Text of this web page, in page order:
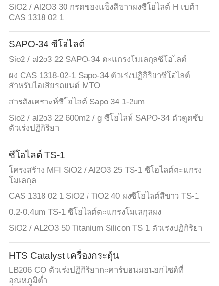
กรณี
แผนผัง
เว็บไซต์
PRIVACY
POLICY
SiO2 / Al2O3 30 กรดของแข็งสีขาวผงซีโอไลต์ H เบต้า
CAS 1318 02 1
SAPO-34 ซีโอไลต์
Sio2 / al2o3 22 SAPO-34 ตะแกรงโมเลกุลซีโอไลต์
ผง CAS 1318-02-1 Sapo-34 ตัวเร่งปฏิกิริยาซีโอไลต์
สำหรับไอเสียรถยนต์ MTO
สารสังเคราะห์ซีโอไลต์ Sapo 34 1-2um
Sio2 / al2o3 22 600m2 / g ซีโอไลท์ SAPO-34 ตัวดูดซับ
ตัวเร่งปฏิกิริยา
ซีโอไลต์ TS-1
โครงสร้าง MFI SiO2 / Al2O3 25 TS-1 ซีโอไลต์ตะแกรง
โมเลกุล
CAS 1318 02 1 SiO2 / TiO2 40 ผงซีโอไลต์สีขาว TS-1
0.2-0.4um TS-1 ซีโอไลต์ตะแกรงโมเลกุลผง
SiO2 / AL2O3 50 Titanium Silicon TS 1 ตัวเร่งปฏิกิริยา
HTS Catalyst เครื่องกระตุ้น
LB206 CO ตัวเร่งปฏิกิริยากะคาร์บอนมอนอกไซด์ที่
อุณหภูมิต่ำ